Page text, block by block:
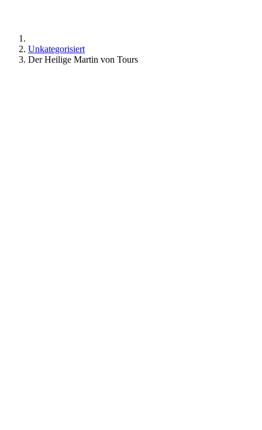
Unkategorisiert
Der Heilige Martin von Tours